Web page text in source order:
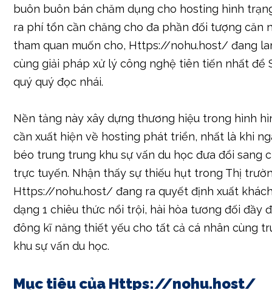
buôn buôn bán chăm dụng cho hosting hình
ra phí tổn cần chăng cho đa phần đối tượng căn
tham quan muốn cho, Https://nohu.host/ đang
cùng giải pháp xử lý công nghệ tiên tiến nhất để
quý quý đọc nhái.
Nền tảng này xây dựng thương hiệu trong hình
cần xuất hiện về hosting phát triển, nhất là khi
béo trung trung khu sự vấn du học đưa đổi sang
trực tuyến. Nhận thấy sự thiếu hụt trong Thị
Https://nohu.host/ đang ra quyết định xuất
dạng 1 chiêu thức nổi trội, hài hòa tương đối đầy
đông kĩ năng thiết yếu cho tất cả cá nhân cùng
khu sự vấn du học.
Mục tiêu của Https://nohu.host/